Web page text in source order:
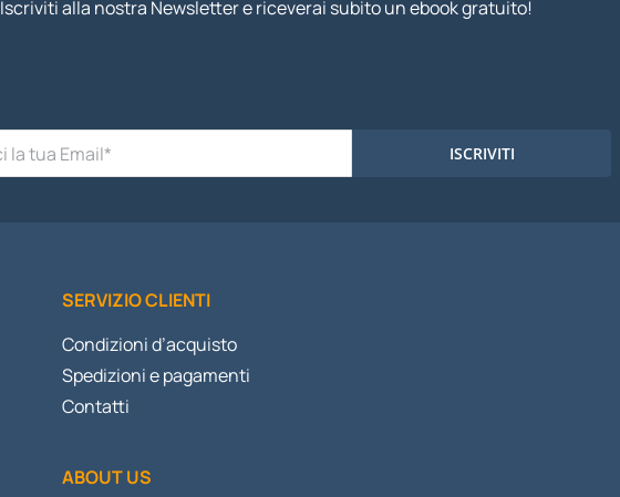
Iscriviti alla nostra Newsletter e riceverai subito un ebook gratuito!
ISCRIVITI
SERVIZIO CLIENTI
Condizioni d’acquisto
Spedizioni e pagamenti
Contatti
ABOUT US